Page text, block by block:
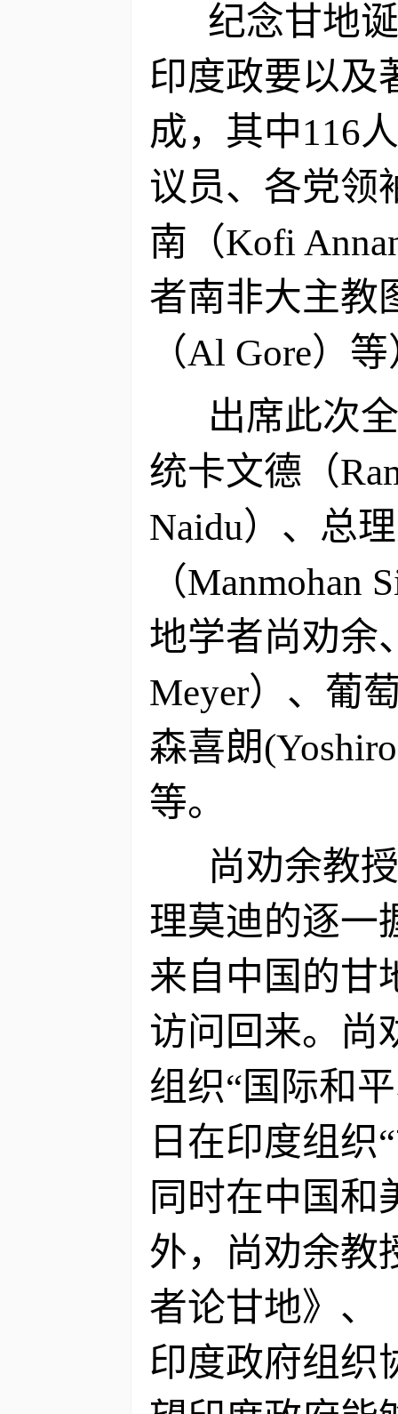
纪念甘地诞
印度政要以及
成，其中116
议员、各党领
南（Kofi
者南非大主教
（Al Gore）
出席此次全
统卡文德（
Naidu）、总
（
地学者尚劝余
Meyer）、葡
森喜朗
等。
尚劝余教授
理莫迪的逐一
来自中国的甘
访问回来。尚
组织“国际和
日在印度组织
同时在中国
外，尚劝余教
者论甘地》、
印度政府组织